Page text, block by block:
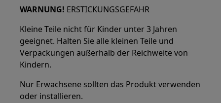
WARNUNG! ERSTICKUNGSGEFAHR
Kleine Teile nicht für Kinder unter 3 Jahren
geeignet. Halten Sie alle kleinen Teile und
Verpackungen außerhalb der Reichweite von
Kindern.
Nur Erwachsene sollten das Produkt verwenden
oder installieren.